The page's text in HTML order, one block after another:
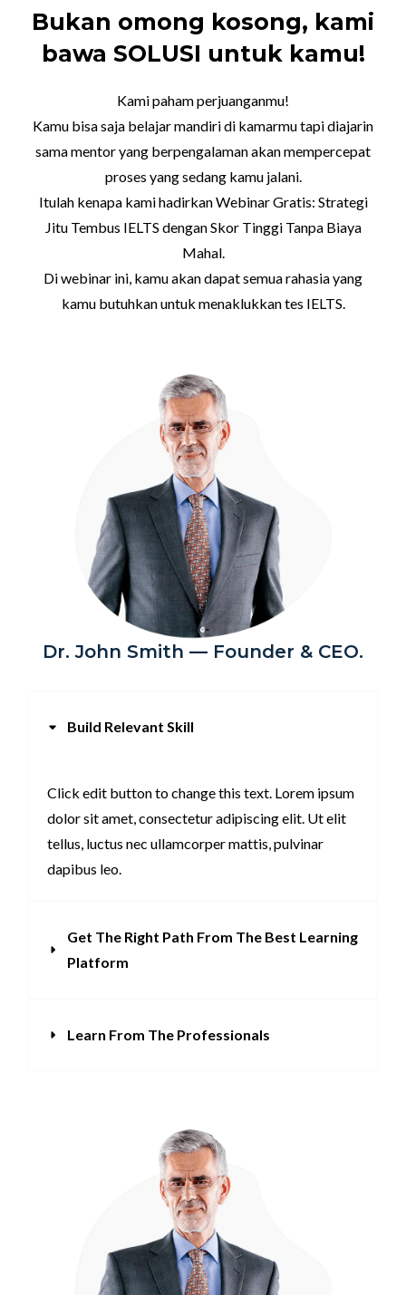
Bukan omong kosong, kami
bawa SOLUSI untuk kamu!
Kami paham perjuanganmu!
Kamu bisa saja belajar mandiri di kamarmu tapi diajarin
sama mentor yang berpengalaman akan mempercepat
proses yang sedang kamu jalani.
Itulah kenapa kami hadirkan Webinar Gratis: Strategi
Jitu Tembus IELTS dengan Skor Tinggi Tanpa Biaya
Mahal.
Di webinar ini, kamu akan dapat semua rahasia yang
kamu butuhkan untuk menaklukkan tes IELTS.
Dr. John Smith — Founder & CEO.
Build Relevant Skill
Click edit button to change this text. Lorem ipsum
dolor sit amet, consectetur adipiscing elit. Ut elit
tellus, luctus nec ullamcorper mattis, pulvinar
dapibus leo.
Get The Right Path From The Best Learning
Platform
Learn From The Professionals